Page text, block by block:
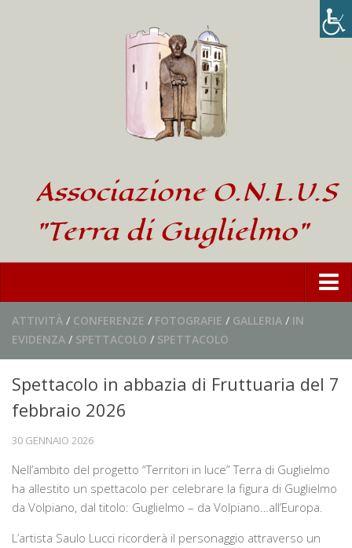
Associazione O.N.L.U.S
"Terra di Guglielmo"
Home
L’Associazione
Attività
Conferenze
ATTIVITÀ / CONFERENZE / FOTOGRAFIE / GALLERIA / IN
EVIDENZA / SPETTACOLO / SPETTACOLO
Spettacolo in abbazia di Fruttuaria del 7
febbraio 2026
30 GENNAIO 2026
Nell’ambito del progetto “Territori in luce” Terra di Guglielmo
ha allestito un spettacolo per celebrare la figura di Guglielmo
da Volpiano, dal titolo: Guglielmo – da Volpiano…all’Europa.
L’artista Saulo Lucci ricorderà il personaggio attraverso un